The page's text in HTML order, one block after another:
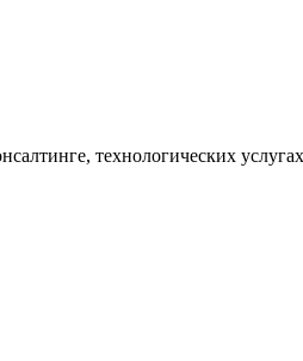
технологических